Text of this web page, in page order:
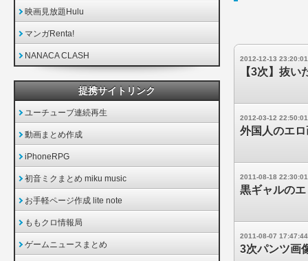
2012-12-13 23:20:01
【3次】抜
2012-03-12 22:50:01
外国人のエ
2011-08-18 22:30:01
黒ギャルの
2011-08-07 17:47:44
3次パンツ画
映画見放題Hulu
マンガRenta!
NANACA CLASH
提携サイトリンク
ユーチューブ連続再生
動画まとめ作成
iPhoneRPG
初音ミクまとめ miku music
お手軽ページ作成 lite note
ももクロ情報局
ゲームニュースまとめ